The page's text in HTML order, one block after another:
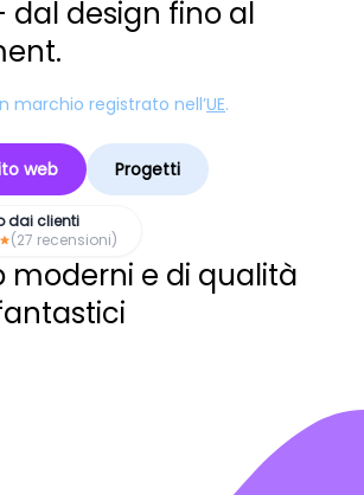
dal design fino al
marchio registrato nell’UE.
web Progetti
dai clienti
(27 recensioni)